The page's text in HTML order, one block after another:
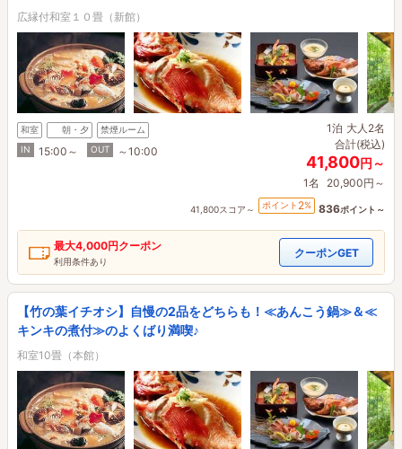
広縁付和室１０畳（新館）
和室 朝・夕
禁煙ルーム
IN
15:00～ OUT ～10:00
1泊 大人2名
合計(税込)
41,800円～
1名 20,900円～
41,800スコア～ ポイント 2% 836ポイント～
最大4,000円クーポン
利用条件あり
クーポンGET
【竹の葉イチオシ】自慢の2品をどちらも！≪あんこう鍋≫＆≪
キンキの煮付≫のよくばり満喫♪
和室10畳（本館）